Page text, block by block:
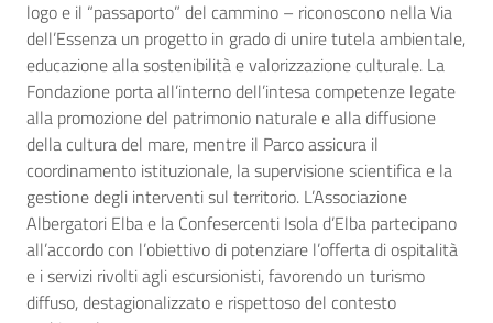
logo e il “passaporto” del cammino – riconoscono nella Via
dell’Essenza un progetto in grado di unire tutela ambientale,
educazione alla sostenibilità e valorizzazione culturale. La
Fondazione porta all’interno dell’intesa competenze legate
alla promozione del patrimonio naturale e alla diffusione
della cultura del mare, mentre il Parco assicura il
coordinamento istituzionale, la supervisione scientifica e la
gestione degli interventi sul territorio. L’Associazione
Albergatori Elba e la Confesercenti Isola d’Elba partecipano
all’accordo con l’obiettivo di potenziare l’offerta di ospitalità
e i servizi rivolti agli escursionisti, favorendo un turismo
diffuso, destagionalizzato e rispettoso del contesto